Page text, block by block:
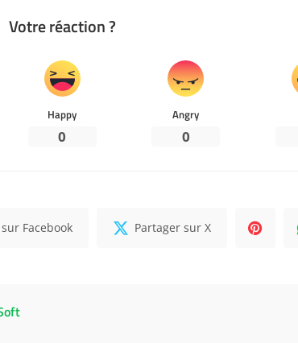
Votre réaction ?
Happy
0
Angry
0
Facebook Partager sur X